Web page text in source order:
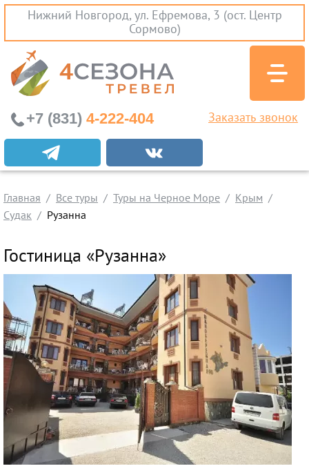
Нижний Новгород, ул. Ефремова, 3 (ост. Центр
Сормово)
Экскурсионные туры
Заграничные экскурсии
Туры на Черное Море
Краснодарский Край
Крым
Проезд без проживания
Вылеты из Нижнего Новгорода
Горящие туры
Раннее бронирование
Железнодорожные туры
Круизы
+7 (831) 4-222-404 Заказать звонок
Главная Все туры Туры на Черное Море
Крым
Судак
Рузанна
Гостиница «Рузанна»